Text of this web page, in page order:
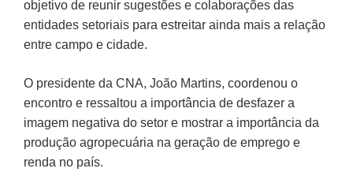
objetivo de reunir sugestões e colaborações das
entidades setoriais para estreitar ainda mais a relação
entre campo e cidade.
O presidente da CNA, João Martins, coordenou o
encontro e ressaltou a importância de desfazer a
imagem negativa do setor e mostrar a importância da
produção agropecuária na geração de emprego e
renda no país.